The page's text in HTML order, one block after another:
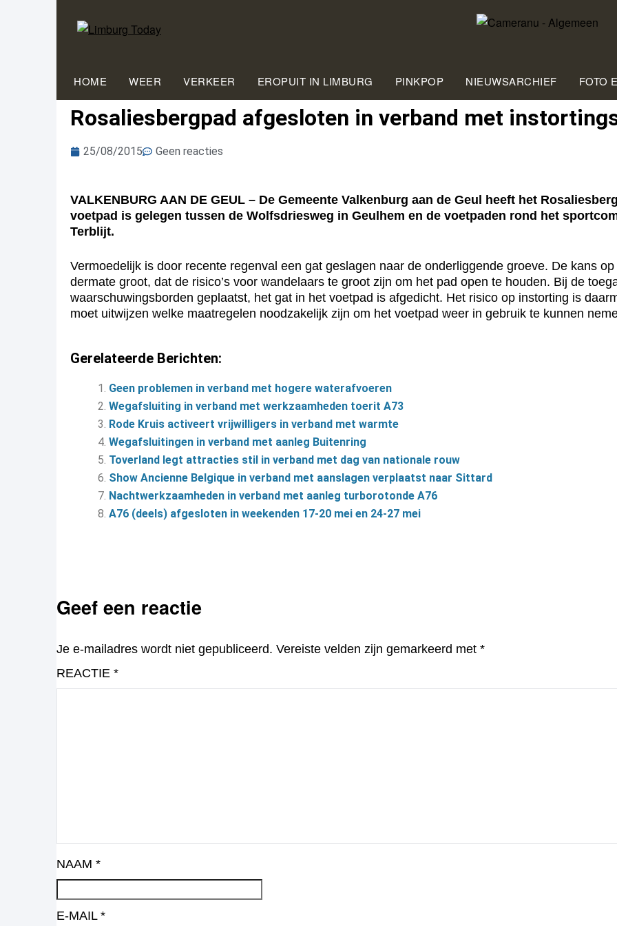
HOME WEER VERKEER EROPUIT IN LIMBURG PINKPOP NIEUWSARCHIEF FOTO
Rosaliesbergpad afgesloten in verband met
25/08/2015 Geen reacties
VALKENBURG AAN DE GEUL – De Gemeente Valkenburg aan de Geul heeft het
voetpad is gelegen tussen de Wolfsdriesweg in Geulhem en de voetpaden rond het
Terblijt.
Vermoedelijk is door recente regenval een gat geslagen naar de onderliggende groeve. De kans
dermate groot, dat de risico’s voor wandelaars te groot zijn om het pad open te houden. Bij de
waarschuwingsborden geplaatst, het gat in het voetpad is afgedicht. Het risico op instorting is
moet uitwijzen welke maatregelen noodzakelijk zijn om het voetpad weer in gebruik te kunnen
Gerelateerde Berichten:
Geen problemen in verband met hogere waterafvoeren
Wegafsluiting in verband met werkzaamheden toerit A73
Rode Kruis activeert vrijwilligers in verband met warmte
Wegafsluitingen in verband met aanleg Buitenring
Toverland legt attracties stil in verband met dag van nationale rouw
Show Ancienne Belgique in verband met aanslagen verplaatst naar Sittard
Nachtwerkzaamheden in verband met aanleg turborotonde A76
A76 (deels) afgesloten in weekenden 17-20 mei en 24-27 mei
Geef een reactie
Je e-mailadres wordt niet gepubliceerd. Vereiste velden zijn gemarkeerd met *
REACTIE *
NAAM *
E-MAIL *